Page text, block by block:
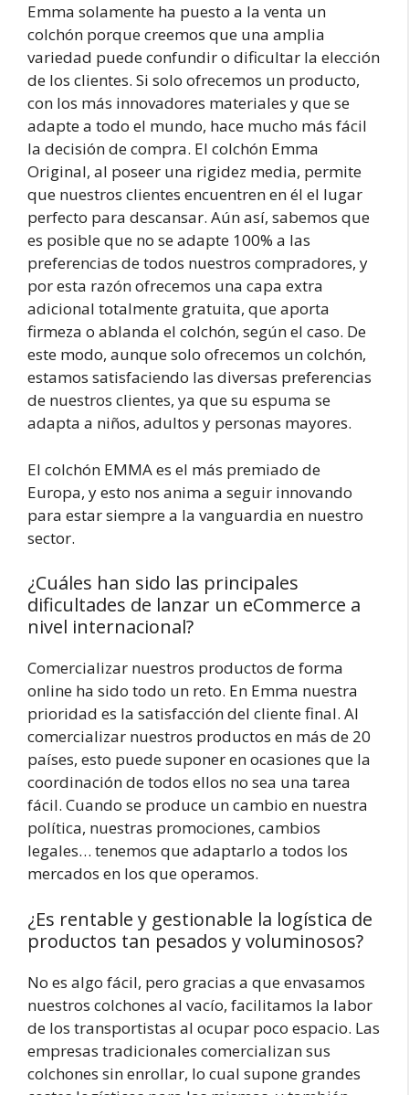
Emma solamente ha puesto a la venta un
colchón porque creemos que una amplia
variedad puede confundir o dificultar la elección
de los clientes. Si solo ofrecemos un producto,
con los más innovadores materiales y que se
adapte a todo el mundo, hace mucho más fácil
la decisión de compra. El colchón Emma
Original, al poseer una rigidez media, permite
que nuestros clientes encuentren en él el lugar
perfecto para descansar. Aún así, sabemos que
es posible que no se adapte 100% a las
preferencias de todos nuestros compradores, y
por esta razón ofrecemos una capa extra
adicional totalmente gratuita, que aporta
firmeza o ablanda el colchón, según el caso. De
este modo, aunque solo ofrecemos un colchón,
estamos satisfaciendo las diversas preferencias
de nuestros clientes, ya que su espuma se
adapta a niños, adultos y personas mayores.
El colchón EMMA es el más premiado de
Europa, y esto nos anima a seguir innovando
para estar siempre a la vanguardia en nuestro
sector.
¿Cuáles han sido las principales
dificultades de lanzar un eCommerce a
nivel internacional?
Comercializar nuestros productos de forma
online ha sido todo un reto. En Emma nuestra
prioridad es la satisfacción del cliente final. Al
comercializar nuestros productos en más de 20
países, esto puede suponer en ocasiones que la
coordinación de todos ellos no sea una tarea
fácil. Cuando se produce un cambio en nuestra
política, nuestras promociones, cambios
legales… tenemos que adaptarlo a todos los
mercados en los que operamos.
¿Es rentable y gestionable la logística de
productos tan pesados y voluminosos?
No es algo fácil, pero gracias a que envasamos
nuestros colchones al vacío, facilitamos la labor
de los transportistas al ocupar poco espacio. Las
empresas tradicionales comercializan sus
colchones sin enrollar, lo cual supone grandes